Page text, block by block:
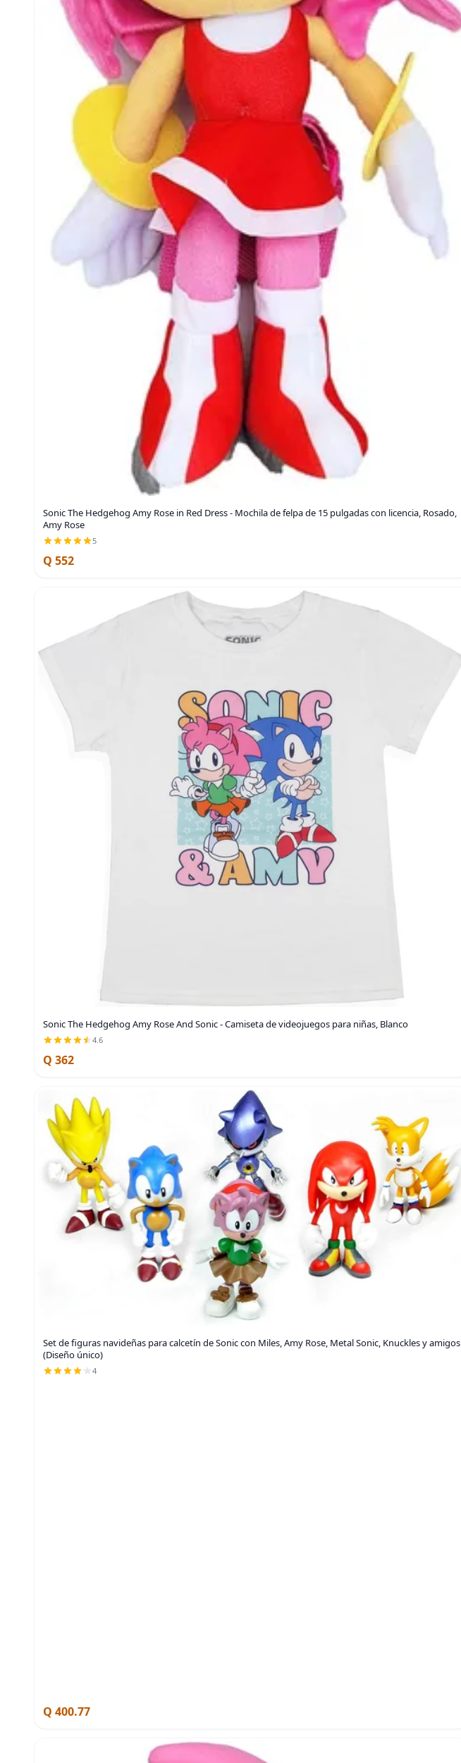
Sonic The Hedgehog Amy Rose in Red Dress - Mochila de felpa de 15 pulgadas con licencia, Rosado,
Amy Rose
5
Q 552
Sonic The Hedgehog Amy Rose And Sonic - Camiseta de videojuegos para niñas, Blanco
4.6
Q 362
Set de figuras navideñas para calcetín de Sonic con Miles, Amy Rose, Metal Sonic, Knuckles y amigos
(Diseño único)
4
Q 400.77